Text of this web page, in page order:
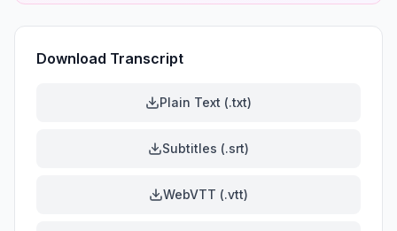
Download Transcript
Plain Text (.txt)
Subtitles (.srt)
WebVTT (.vtt)